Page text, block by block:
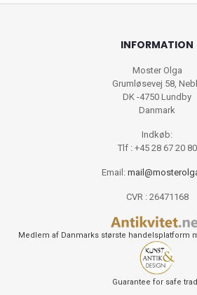
INFORMATION
Moster Olga
Grumløsevej 58,
DK -4750 Lundby
Danmark
Indkøb:
Tlf : +45 28 67 20 80
Email:
CVR : 26471168
Medlem af Danmarks største handelsplatform
Guarantee for safe